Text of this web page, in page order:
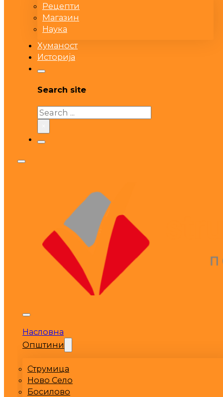
Рецепти
Магазин
Наука
Хуманост
Историја
Search site
Search
Насловна
Општини
Струмица
Ново Село
Босилово